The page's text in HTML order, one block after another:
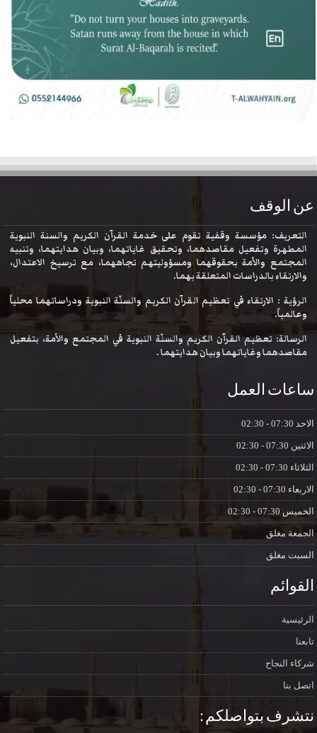
عن الوقف
التعريف: مؤسسة وقفية تقوم على خدمة القرآن الكريم والسنة النبوية
المطهرة وتفعيل مقاصدهما، وتحقيق غاياتهما، وبيان هدايتهما، وتنبيه
المجتمع والأمة بحقوقهما ومسؤوليتهم تجاههما، مع ترسيخ الاعتدال،
والارتقاء بالدراسات المتعلقة بهما.
الرؤية : الارتقاء في تعظيم القرآن الكريم والسنّة النبوية ودراساتهما محلياً
وعالمياً.
الرسالة: تعظيم القرآن الكريم والسنّة النبوية في المجتمع والأمة، بتفعيل
مقاصدهما وغاياتهما وبيان هدايتهما .
ساعات العمل
الاحد07:30 - 02:30
الاثنين
الثلاثاء
الاربعاء
الخميس
الجمعة مغلق
السبت مغلق
القوائم
الرئيسية
تابعنا
شركاء النجاح
اتصل بنا
نتشرف بتواصلكم :